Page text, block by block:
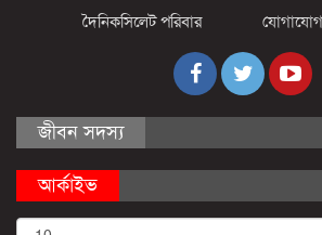
দৈনিকসিলেট পরিবার
যোগাযোগ
জীবন সদস্য
আর্কাইভ